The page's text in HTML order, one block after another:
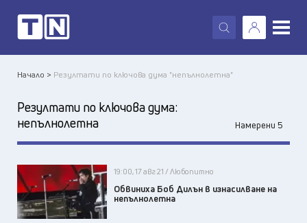
X
Начало > Резултати по ключова дума "непълнолетна"
Резултати по ключова дума:
непълнолетна
Намерени 5
19:00, 17 авг 21 / Любопитно
Обвиниха Боб Дилън в изнасилване на
непълнолетна